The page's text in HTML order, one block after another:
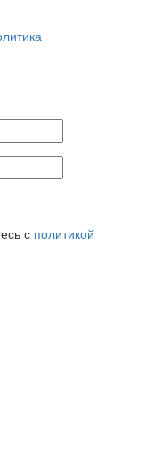
с политикой